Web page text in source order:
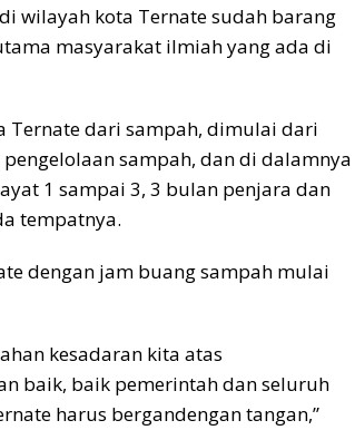
wilayah kota Ternate sudah barang
masyarakat ilmiah yang ada di
Ternate dari sampah, dimulai dari
sampah, dan di dalamnya
1 sampai 3, 3 bulan penjara dan
tempatnya.
dengan jam buang sampah mulai
kesadaran kita atas
baik, baik pemerintah dan seluruh
harus bergandengan tangan,”